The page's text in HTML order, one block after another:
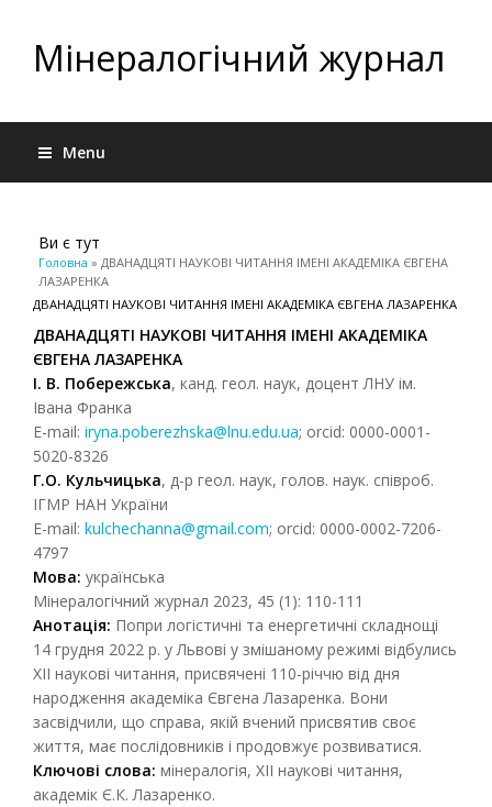
Мінералогічний журнал
Menu
Ви є тут
Головна » ДВАНАДЦЯТІ НАУКОВІ ЧИТАННЯ ІМЕНІ АКАДЕМІКА ЄВГЕНА
ЛАЗАРЕНКА
ДВАНАДЦЯТІ НАУКОВІ ЧИТАННЯ ІМЕНІ АКАДЕМІКА ЄВГЕНА ЛАЗАРЕНКА
ДВАНАДЦЯТІ НАУКОВІ ЧИТАННЯ ІМЕНІ АКАДЕМІКА
ЄВГЕНА ЛАЗАРЕНКА
І. В. Побережська, канд. геол. наук, доцент ЛНУ ім.
Івана Франка
E-mail: iryna.poberezhska@lnu.edu.ua; orcid: 0000-0001-
5020-8326
Г.О. Кульчицька, д-р геол. наук, голов. наук. співроб.
ІГМР НАН України
E-mail: kulchechanna@gmail.com; orcid: 0000-0002-7206-
4797
Мова: українська
Мінералогічний журнал 2023, 45 (1): 110-111
Анотація: Попри логістичні та енергетичні складнощі
14 грудня 2022 р. у Львові у змішаному режимі відбулись
ХІІ наукові читання, присвячені 110-річчю від дня
народження академіка Євгена Лазаренка. Вони
засвідчили, що справа, якій вчений присвятив своє
життя, має послідовників і продовжує розвиватися.
Ключові слова: мінералогія, ХІІ наукові читання,
академік Є.К. Лазаренко.